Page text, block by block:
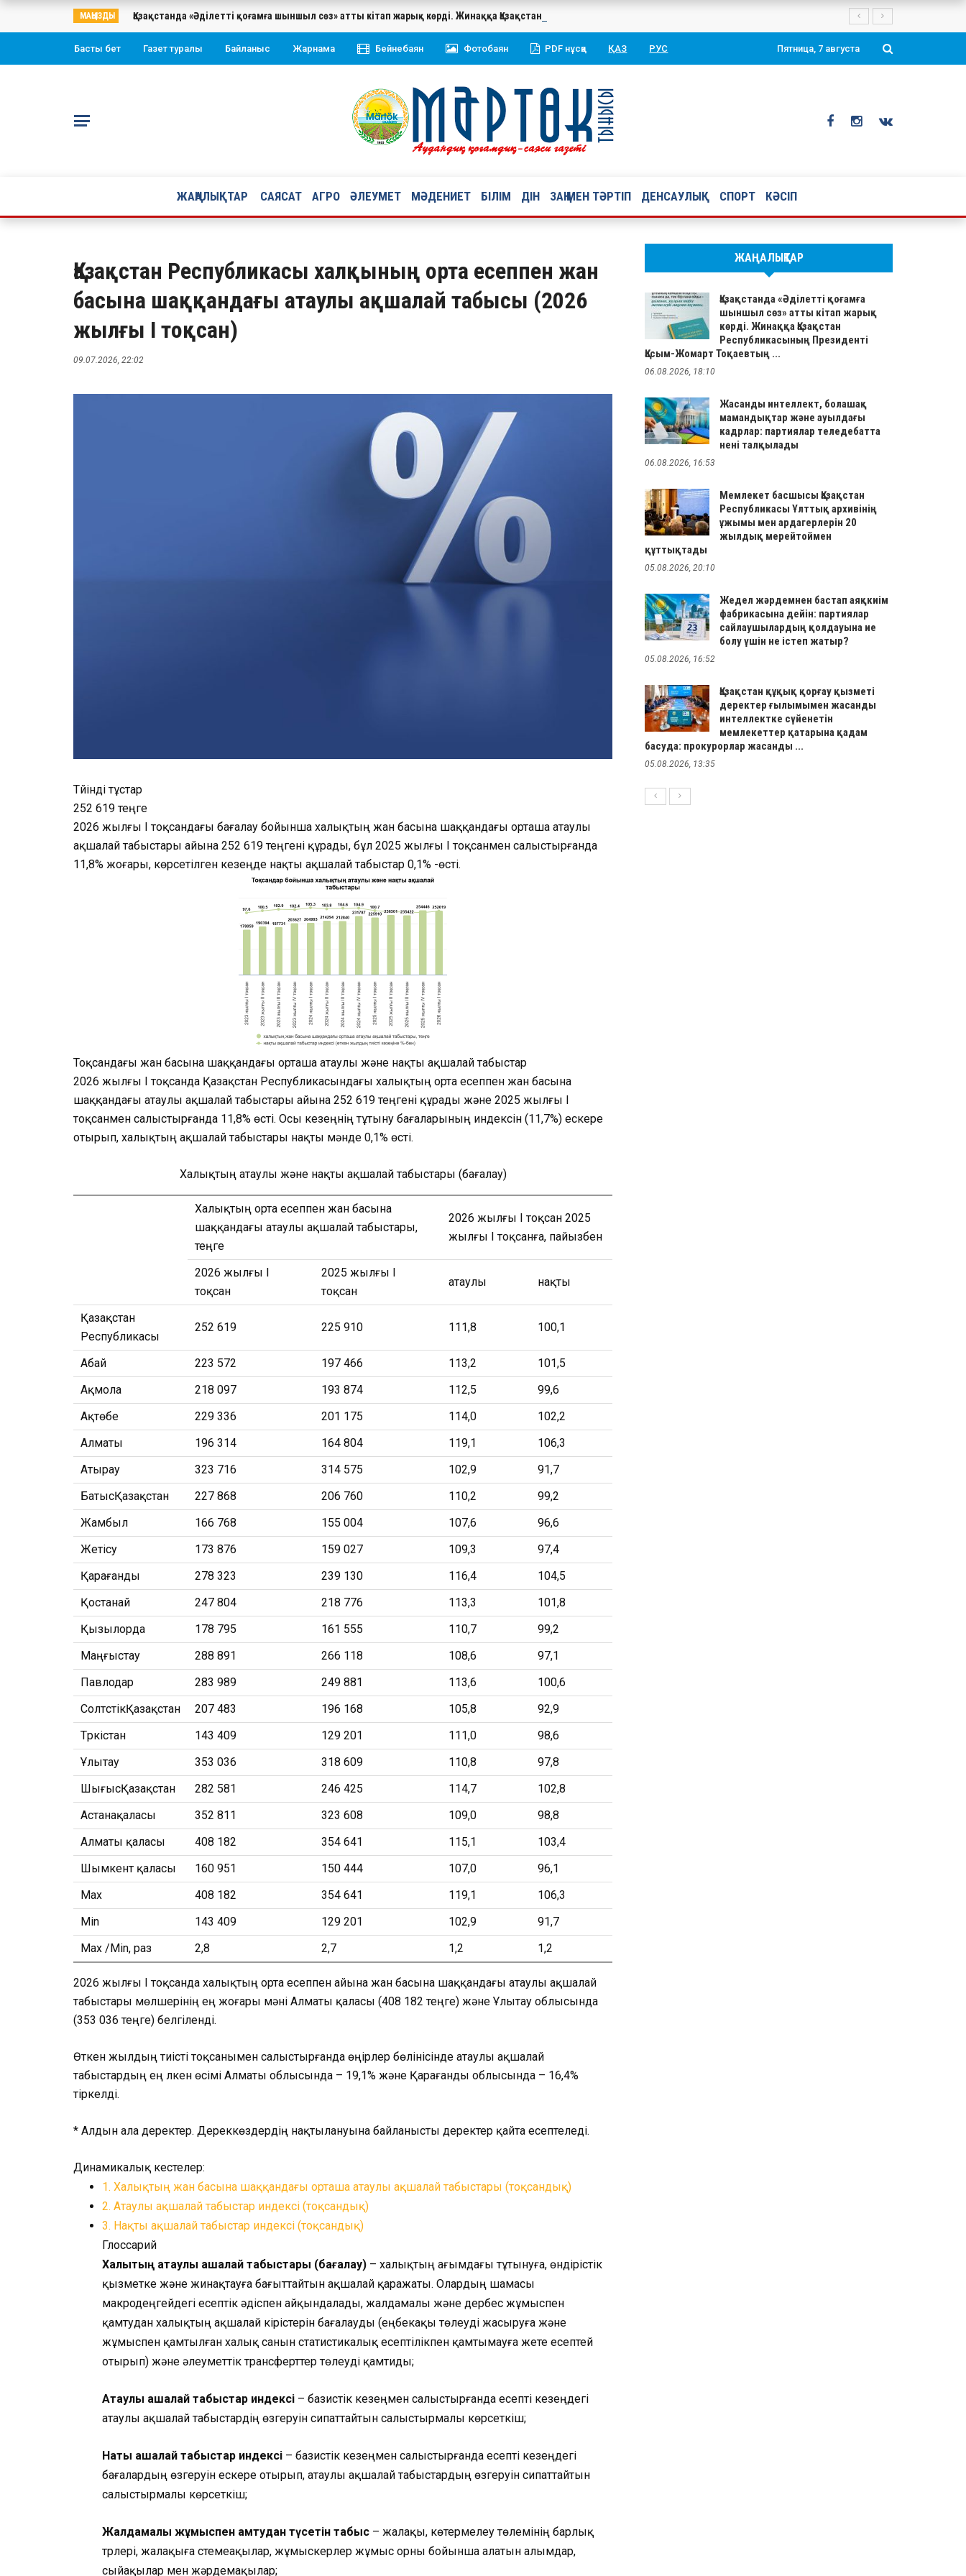
МАҢЫЗДЫ Қазақстанда «Әділетті қоғамға шыншыл сөз» атты кітап жарық көрді. Жинаққа Қазақстан Республикасының Президенті Қасым-Жомарт Тоқаевтың таңдаулы ой-тұжырымдары мен
Басты бет Газет туралы Байланыс Жарнама Бейнебаян Фотобаян PDF нұсқа ҚАЗ РУС Пятница, 7 августа
ЖАҢАЛЫҚТАР САЯСАТ АГРО ӘЛЕУМЕТ МӘДЕНИЕТ БІЛІМ ДІН ЗАҢ МЕН ТӘРТІП ДЕНСАУЛЫҚ СПОРТ КӘСІП
Қазақстан Республикасы халқының орта есеппен жан
басына шаққандағы атаулы ақшалай табысы (2026
жылғы I тоқсан)
09.07.2026, 22:02
Түйінді тұстар
252 619 теңге
2026 жылғы I тоқсандағы бағалау бойынша халықтың жан басына шаққандағы орташа атаулы
ақшалай табыстары айына 252 619 теңгені құрады, бұл 2025 жылғы I тоқсанмен салыстырғанда
11,8% жоғары, көрсетілген кезеңде нақты ақшалай табыстар 0,1% -өсті.
Тоқсандағы жан басына шаққандағы орташа атаулы және нақты ақшалай табыстар
2026 жылғы I тоқсанда Қазақстан Республикасындағы халықтың орта есеппен жан басына
шаққандағы атаулы ақшалай табыстары айына 252 619 теңгені құрады және 2025 жылғы I
тоқсанмен салыстырғанда 11,8% өсті. Осы кезеңнің тұтыну бағаларының индексін (11,7%) ескере
отырып, халықтың ақшалай табыстары нақты мәнде 0,1% өсті.
Халықтың атаулы және нақты ақшалай табыстары (бағалау)
Халықтың орта есеппен жан басына
шаққандағы атаулы ақшалай табыстары,
теңге
2026 жылғы I тоқсан 2025
жылғы I тоқсанға, пайызбен
2026 жылғы I
тоқсан
2025 жылғы I
тоқсан
атаулы нақты
Қазақстан
Республикасы
252 619 225 910 111,8 100,1
Абай 223 572 197 466 113,2
101,5
Ақмола
218 097 193 874 112,5
99,6
Ақтөбе
229 336 201 175 114,0
102,2
Алматы
196 314 164 804 119,1
106,3
Атырау
323 716 314 575 102,9
91,7
БатысҚазақстан
227 868 206 760 110,2
99,2
Жамбыл
166 768 155 004 107,6
96,6
Жетісу
173 876 159 027 109,3
97,4
Қарағанды
278 323 239 130 116,4
104,5
Қостанай
247 804 218 776 113,3
101,8
Қызылорда
178 795 161 555 110,7
99,2
Маңғыстау
288 891 266 118 108,6
97,1
Павлодар
283 989 249 881 113,6
100,6
СолтүстікҚазақстан
207 483 196 168 105,8
92,9
Түркістан
143 409 129 201 111,0
98,6
Ұлытау
353 036 318 609 110,8
97,8
ШығысҚазақстан
282 581 246 425 114,7
102,8
Астанақаласы
352 811 323 608 109,0
98,8
Алматы қаласы
408 182 354 641 115,1
103,4
Шымкент қаласы
160 951 150 444 107,0
96,1
Max
408 182 354 641 119,1
106,3
Min
143 409 129 201 102,9
91,7
Max /Min, раз
2,8 2,7 1,2 1,2
2026 жылғы I тоқсанда халықтың орта есеппен айына жан басына шаққандағы атаулы ақшалай
табыстары мөлшерінің ең жоғары мәні Алматы қаласы (408 182 теңге) және Ұлытау облысында
(353 036 теңге) белгіленді.
Өткен жылдың тиісті тоқсанымен салыстырғанда өңірлер бөлінісінде атаулы ақшалай
табыстардың ең үлкен өсімі Алматы облысында – 19,1% және Қарағанды облысында – 16,4%
тіркелді.
* Алдын ала деректер. Дереккөздердің нақтылануына байланысты деректер қайта есептеледі.
Динамикалық кестелер:
1. Халықтың жан басына шаққандағы орташа атаулы ақшалай табыстары (тоқсандық)
2. Атаулы ақшалай табыстар индексі (тоқсандық)
3. Нақты ақшалай табыстар индексі (тоқсандық)
Глоссарий
Халықтың атаулы ақшалай табыстары (бағалау) – халықтың ағымдағы тұтынуға, өндірістік
қызметке және жинақтауға бағыттайтын ақшалай қаражаты. Олардың шамасы
макродеңгейдегі есептік әдіспен айқындалады, жалдамалы және дербес жұмыспен
қамтудан халықтың ақшалай кірістерін бағалауды (еңбекақы төлеуді жасыруға және
жұмыспен қамтылған халық санын статистикалық есептілікпен қамтымауға жете есептей
отырып) және әлеуметтік трансферттер төлеуді қамтиды;
Атаулы ақшалай табыстар индексі – базистік кезеңмен салыстырғанда есепті кезеңдегі
атаулы ақшалай табыстардің өзгеруін сипаттайтын салыстырмалы көрсеткіш;
Нақты ақшалай табыстар индексі – базистік кезеңмен салыстырғанда есепті кезеңдегі
бағалардың өзгеруін ескере отырып, атаулы ақшалай табыстардың өзгеруін сипаттайтын
салыстырмалы көрсеткіш;
Жалдамалы жұмыспен қамтудан түсетін табыс – жалақы, көтермелеу төлемінің барлық
түрлері, жалақыға үстемеақылар, жұмыскерлер жұмыс орны бойынша алатын алымдар,
сыйақылар мен жәрдемақылар;
ЖАҢАЛЫҚТАР
Қазақстанда «Әділетті қоғамға
шыншыл сөз» атты кітап жарық
көрді. Жинаққа Қазақстан
Республикасының Президенті
Қасым-Жомарт Тоқаевтың ...
06.08.2026, 18:10
Жасанды интеллект, болашақ
мамандықтар және ауылдағы
кадрлар: партиялар теледебатта
нені талқылады
06.08.2026, 16:53
Мемлекет басшысы Қазақстан
Республикасы Ұлттық архивінің
ұжымы мен ардагерлерін 20
жылдық мерейтоймен
құттықтады
05.08.2026, 20:10
Жедел жәрдемнен бастап аяқкиім
фабрикасына дейін: партиялар
сайлаушылардың қолдауына ие
болу үшін не істеп жатыр?
05.08.2026, 16:52
Қазақстан құқық қорғау қызметі
деректер ғылымымен жасанды
интеллектке сүйенетін
мемлекеттер қатарына қадам
басуда: прокурорлар жасанды ...
05.08.2026, 13:35